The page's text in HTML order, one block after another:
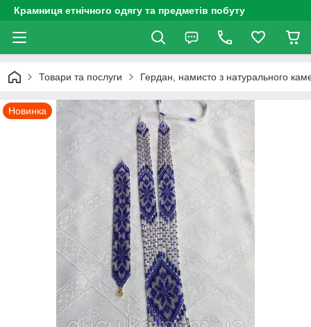
Крамниця етнічного одягу та предметів побуту
Товари та послуги Гердан, намисто з натурального
Новинка